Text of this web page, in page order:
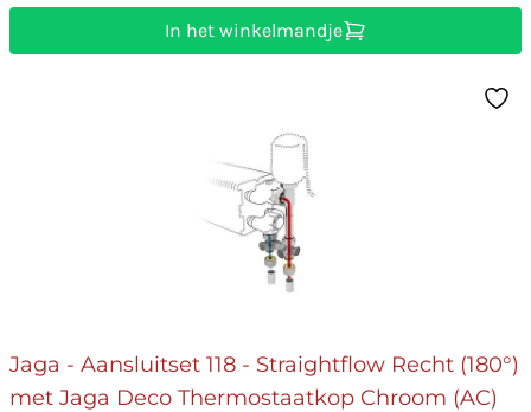
In het winkelmandje
Jaga - Aansluitset 118 - Straightflow Recht (180°)
met Jaga Deco Thermostaatkop Chroom (AC)